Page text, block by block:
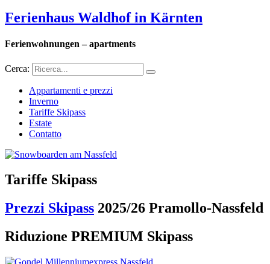
Ferienhaus Waldhof in Kärnten
Ferienwohnungen – apartments
Cerca:
Appartamenti e prezzi
Inverno
Tariffe Skipass
Estate
Contatto
Tariffe Skipass
Prezzi Skipass 2025/26 Pramollo-Nassfeld
Riduzione PREMIUM Skipass